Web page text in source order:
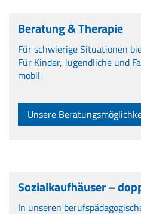
Beratung & Therapie
Für schwierige Situationen
Für Kinder, Jugendliche und
mobil.
Unsere
Sozialkaufhäuser –
In unseren